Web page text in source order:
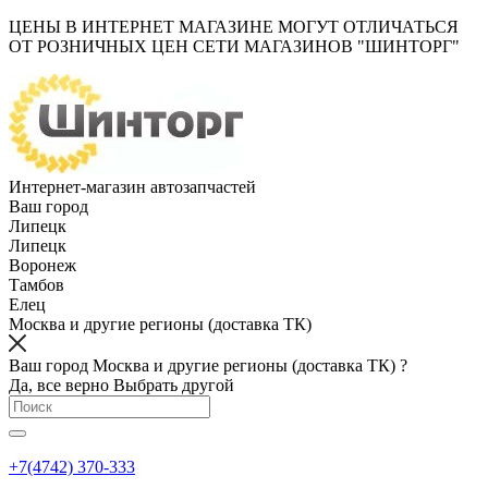
ЦЕНЫ В ИНТЕРНЕТ МАГАЗИНЕ МОГУТ ОТЛИЧАТЬСЯ
ОТ РОЗНИЧНЫХ ЦЕН СЕТИ МАГАЗИНОВ "ШИНТОРГ"
Интернет-магазин автозапчастей
Ваш город
Липецк
Липецк
Воронеж
Тамбов
Елец
Москва и другие регионы (доставка ТК)
Ваш город Москва и другие регионы (доставка ТК) ?
Да, все верно Выбрать другой
+7(4742) 370-333